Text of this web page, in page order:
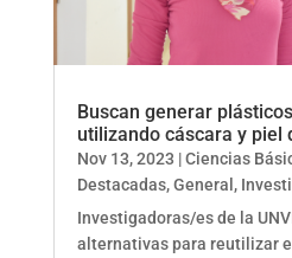
Buscan generar
utilizando cáscara y piel
Nov 13, 2023 |Ciencias
Destacadas,General ,
Investigadoras/es de la
alternativas para reutilizar